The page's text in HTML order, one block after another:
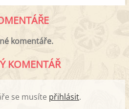
komentáře.
KOMENTÁŘ
se musíte přihlásit.